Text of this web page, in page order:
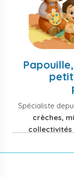
Spécialiste
crèches,
collectivités
puériculture,
d'accueil de